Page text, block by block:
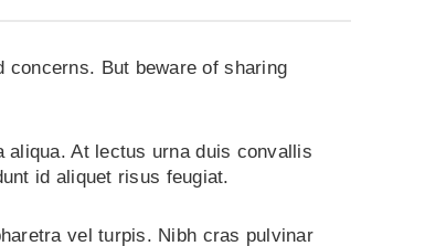
But beware of sharing
aliqua. At lectus urna duis convallis
id aliquet risus feugiat.
vel turpis. Nibh cras pulvinar